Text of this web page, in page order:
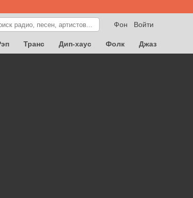
Войти
Фон
Транс Дип-хаус Фолк
Джаз